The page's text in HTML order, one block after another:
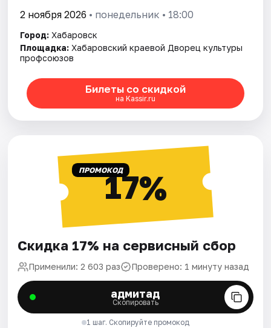
2 ноября 2026 • понедельник • 18:00
Город: Хабаровск
Площадка: Хабаровский краевой Дворец культуры
профсоюзов
Билеты со скидкой
на Kassir.ru
ПРОМОКОД17%
Скидка 17% на сервисный сбор
Применили: 2 603 раз Проверено: 1 минуту назад
адмитад
Скопировать
1 шаг. Скопируйте промокод